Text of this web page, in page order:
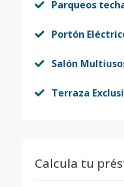
Parqueos
Portón
Salón
Terraza
Calcula tu